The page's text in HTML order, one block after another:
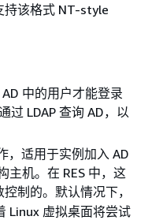
持该格式 NT-style
中的用户才能登录
过 LDAP 查询 AD，以
，适用于实例加入 AD
主机。在 RES 中，这
控制的。默认情况下，
Linux 虚拟桌面将尝试